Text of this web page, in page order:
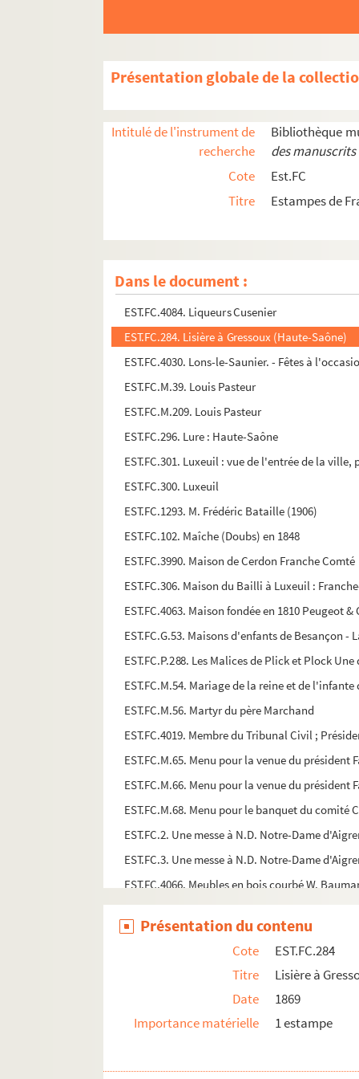
Présentation globale de la
Intitulé de l'instrument de
recherche
Bibliothèque
des
Cote
Est.FC
Titre
Estampes de
Dans le document :
EST.FC.449. Le Lac de Chalin : Franche-Comté
EST.FC.450. Le Lac de Chalin : Franche-Comté
EST.FC.443. Le Lac de l'Abbaye de Bonlieu :
EST.FC.444. Le Lac de l'Abbaye de Bonlieu :
EST.FC.445. Le Lac de l'Abbaye de Bonlieu :
EST.FC.M.189. Leopold Guillaume de
EST.FC.P.286. Le lièvre et la tortue
EST.FC.P.295. Lièvres et Tortues
EST.FC.4084. Liqueurs Cusenier
EST.FC.284. Lisière à Gressoux (Haute-Saône)
EST.FC.4030. Lons-le-Saunier. - Fêtes à
EST.FC.M.39. Louis Pasteur
EST.FC.M.209. Louis Pasteur
EST.FC.296. Lure : Haute-Saône
EST.FC.301. Luxeuil : vue de l'entrée de la ville,
EST.FC.300. Luxeuil
EST.FC.1293. M. Frédéric Bataille (1906)
EST.FC.102. Maîche (Doubs) en 1848
EST.FC.3990. Maison de Cerdon Franche Comté
EST.FC.306. Maison du Bailli à Luxeuil :
EST.FC.4063. Maison fondée en 1810 Peugeot
EST.FC.G.53. Maisons d'enfants de Besançon -
EST.FC.P.288. Les Malices de Plick et Plock
EST.FC.M.54. Mariage de la reine et de
EST.FC.M.56. Martyr du père Marchand
EST.FC.4019. Membre du Tribunal Civil ;
EST.FC.M.65. Menu pour la venue du président
EST.FC.M.66. Menu pour la venue du président
EST.FC.M.68. Menu pour le banquet du comité
EST.FC.2. Une messe à N.D. Notre-Dame
EST.FC.3. Une messe à N.D. Notre-Dame
EST.FC.4066. Meubles en bois courbé W.
EST.FC.4067. Meubles en bois courbé W.
EST.FC.4101. Le Miracle de Faverney (1608). -
EST.FC.4060. Un miracle s'opère !
EST.FC.3979. Model de L'arbre de généalogie
EST.FC.4093. Modèle du Coeur d'Argent offert
EST.FC.M.106. Le mois comique par Cham
Présentation du contenu
Cote
EST.FC.284
Titre
Lisière à
Date
1869
Importance matérielle
1 estampe